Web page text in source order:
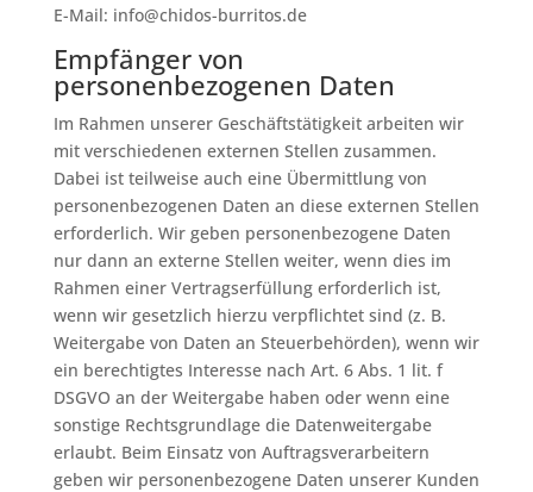
E-Mail: info@chidos-burritos.de
Empfänger von
personenbezogenen Daten
Im Rahmen unserer Geschäftstätigkeit arbeiten wir
mit verschiedenen externen Stellen zusammen.
Dabei ist teilweise auch eine Übermittlung von
personenbezogenen Daten an diese externen Stellen
erforderlich. Wir geben personenbezogene Daten
nur dann an externe Stellen weiter, wenn dies im
Rahmen einer Vertragserfüllung erforderlich ist,
wenn wir gesetzlich hierzu verpflichtet sind (z. B.
Weitergabe von Daten an Steuerbehörden), wenn wir
ein berechtigtes Interesse nach Art. 6 Abs. 1 lit. f
DSGVO an der Weitergabe haben oder wenn eine
sonstige Rechtsgrundlage die Datenweitergabe
erlaubt. Beim Einsatz von Auftragsverarbeitern
geben wir personenbezogene Daten unserer Kunden